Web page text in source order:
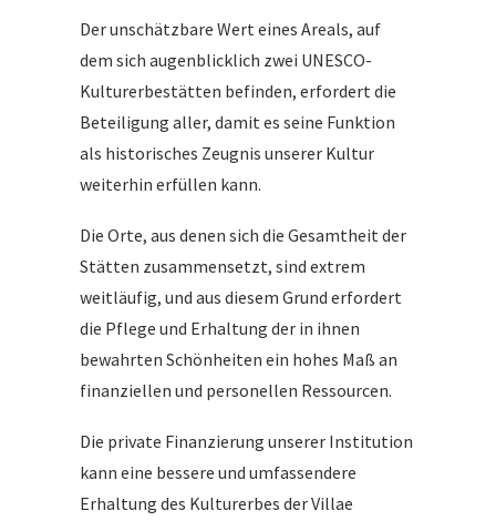
Der unschätzbare Wert eines Areals, auf
dem sich augenblicklich zwei UNESCO-
Kulturerbestätten befinden, erfordert die
Beteiligung aller, damit es seine Funktion
als historisches Zeugnis unserer Kultur
weiterhin erfüllen kann.
Die Orte, aus denen sich die Gesamtheit der
Stätten zusammensetzt, sind extrem
weitläufig, und aus diesem Grund erfordert
die Pflege und Erhaltung der in ihnen
bewahrten Schönheiten ein hohes Maß an
finanziellen und personellen Ressourcen.
Die private Finanzierung unserer Institution
kann eine bessere und umfassendere
Erhaltung des Kulturerbes der Villae